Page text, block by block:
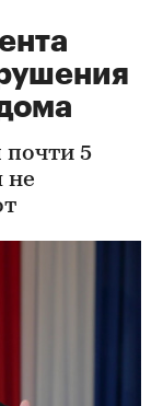
почти 5
не